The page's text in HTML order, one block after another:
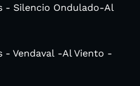
- Silencio Ondulado-Al
- Vendaval -Al Viento -